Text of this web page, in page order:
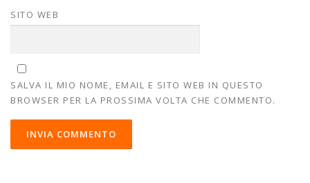
SITO WEB
SALVA IL MIO NOME, EMAIL E SITO WEB IN QUESTO
BROWSER PER LA PROSSIMA VOLTA CHE COMMENTO.